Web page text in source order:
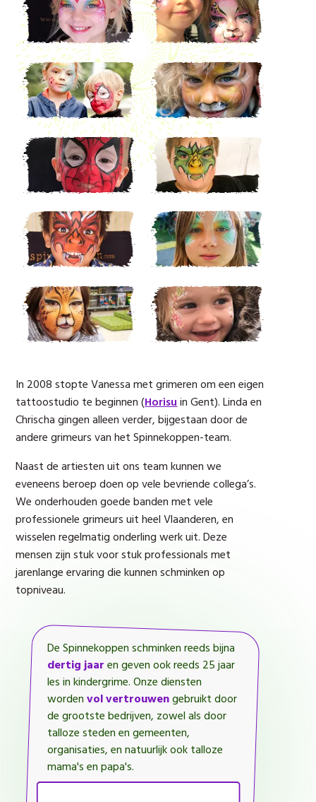
In 2008 stopte Vanessa met grimeren om een eigen
tattoostudio te beginnen (Horisuin Gent). Linda en
Chrischa gingen alleen verder, bijgestaan door de
andere grimeurs van het Spinnekoppen-team.
Naast de artiesten uit ons team kunnen we
eveneens beroep doen op vele bevriende collega’s.
We onderhouden goede banden met vele
professionele grimeurs uit heel Vlaanderen, en
wisselen regelmatig onderling werk uit. Deze
mensen zijn stuk voor stuk professionals met
jarenlange ervaring die kunnen schminken op
topniveau.
De Spinnekoppen schminken reeds bijna
dertig jaaren geven ook reeds 25 jaar
les in kindergrime. Onze diensten
wordenvol vertrouwengebruikt door
de grootste bedrijven, zowel als door
talloze steden en gemeenten,
organisaties, en natuurlijk ook talloze
mama's en papa's.